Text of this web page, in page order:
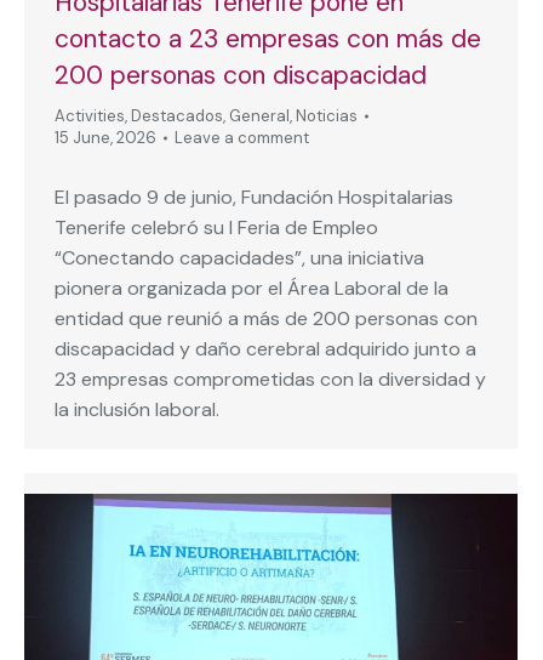
contacto a 23 empresas con más de
200 personas con discapacidad
Activities, Destacados, General, Noticias
15 June, 2026
Leave a comment
El pasado 9 de junio, Fundación Hospitalarias
Tenerife celebró su I Feria de Empleo
“Conectando capacidades”, una iniciativa
pionera organizada por el Área Laboral de la
entidad que reunió a más de 200 personas con
discapacidad y daño cerebral adquirido junto a
23 empresas comprometidas con la diversidad y
la inclusión laboral.